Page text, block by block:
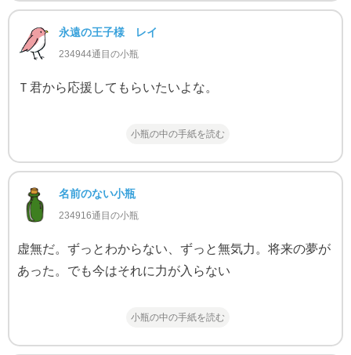
永遠の王子様 レイ
234944通目の小瓶
Ｔ君から応援してもらいたいよな。
小瓶の中の手紙を読む
名前のない小瓶
234916通目の小瓶
虚無だ。ずっとわからない、ずっと無気力。将来の夢が
あった。でも今はそれに力が入らない
小瓶の中の手紙を読む